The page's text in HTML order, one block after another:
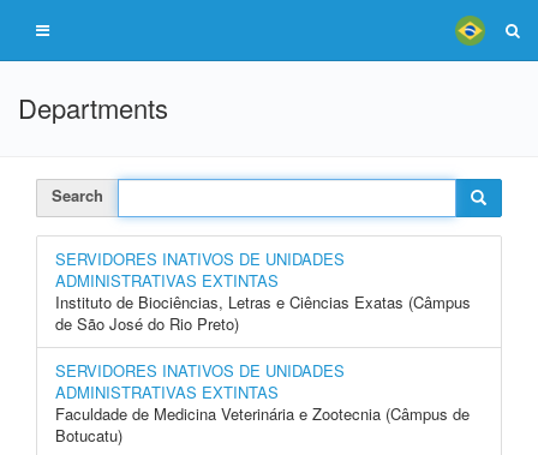
Departments
Search
SERVIDORES INATIVOS DE UNIDADES
ADMINISTRATIVAS EXTINTAS
Instituto de Biociências, Letras e Ciências Exatas (Câmpus
de São José do Rio Preto)
SERVIDORES INATIVOS DE UNIDADES
ADMINISTRATIVAS EXTINTAS
Faculdade de Medicina Veterinária e Zootecnia (Câmpus de
Botucatu)